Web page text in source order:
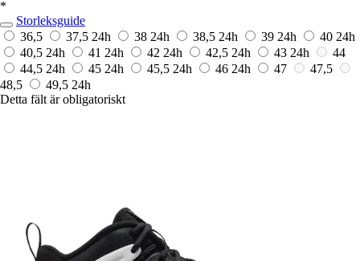
*
Storleksguide
36,5
37,5 24h 38 24h 38,5 24h 39 24h 40 24h
40,5 24h 41 24h 42 24h 42,5 24h 43 24h
44
44,5 24h 45 24h 45,5 24h 46 24h 47
47,5
48,5
49,5 24h
Detta fält är obligatoriskt